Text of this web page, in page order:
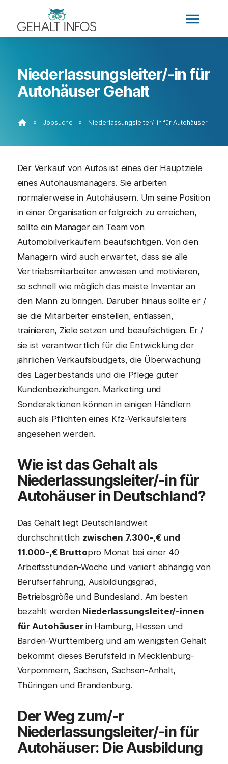
menu
Niederlassungsleiter/-in für
Autohäuser Gehalt
home » Jobsuche » Niederlassungsleiter/-in für Autohäuser
Der Verkauf von Autos ist eines der Hauptziele
eines Autohausmanagers. Sie arbeiten
normalerweise in Autohäusern. Um seine Position
in einer Organisation erfolgreich zu erreichen,
sollte ein Manager ein Team von
Automobilverkäufern beaufsichtigen. Von den
Managern wird auch erwartet, dass sie alle
Vertriebsmitarbeiter anweisen und motivieren,
so schnell wie möglich das meiste Inventar an
den Mann zu bringen. Darüber hinaus sollte er /
sie die Mitarbeiter einstellen, entlassen,
trainieren, Ziele setzen und beaufsichtigen. Er /
sie ist verantwortlich für die Entwicklung der
jährlichen Verkaufsbudgets, die Überwachung
des Lagerbestands und die Pflege guter
Kundenbeziehungen. Marketing und
Sonderaktionen können in einigen Händlern
auch als Pflichten eines Kfz-Verkaufsleiters
angesehen werden.
Wie ist das Gehalt als
Niederlassungsleiter/-in für
Autohäuser in Deutschland?
Das Gehalt liegt Deutschlandweit
durchschnittlich zwischen 7.300-,€ und
11.000-,€ Bruttopro Monat bei einer 40
Arbeitsstunden-Woche und variiert abhängig von
Berufserfahrung, Ausbildungsgrad,
Betriebsgröße und Bundesland. Am besten
bezahlt werden Niederlassungsleiter/-innen
für Autohäuserin Hamburg, Hessen und
Barden-Württemberg und am wenigsten Gehalt
bekommt dieses Berufsfeld in Mecklenburg-
Vorpommern, Sachsen, Sachsen-Anhalt,
Thüringen und Brandenburg.
Der Weg zum/-r
Niederlassungsleiter/-in für
Autohäuser: Die Ausbildung